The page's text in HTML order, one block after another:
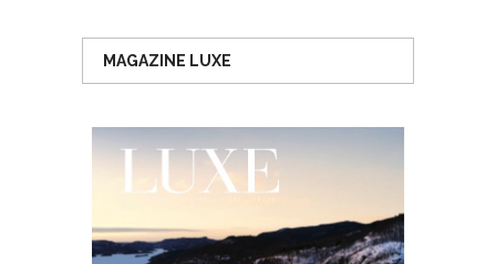
MAGAZINE LUXE